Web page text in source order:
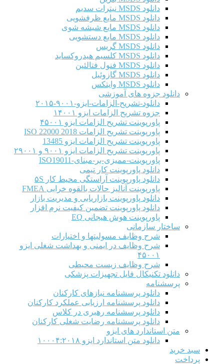
دانلود MSDS نیترات سدیم
دانلود MSDS مایع ظرفشویی
دانلود MSDS مایع شیشه شوی
دانلود MSDS مایع دستشویی
دانلود MSDS گریس
دانلود MSDS کلسیم هیدروکساید
دانلود MSDS فنول فتالئین
دانلود MSDS گازوئیل
دانلود MSDS وایتکس
دانلود جزوه های آموزشی
دانلود-تشریح-الزامات-ایزو-۹۰۰۱-۲۰۱۵
جزوه تشریح الزامات ایزو ۱۴۰۰۱
پاورپوینت تشریح الزامات ایزو ۴۵۰۰۱
پاورپوینت تشریح الزامات ISO 22000 2018
پاورپوینت تشریح الزامات ایزو 13485
پاورپوینت تشریح الزامات ایزو ۹۰۰۱ و ۲۹۰۰۱
پاورپوینت-ممیزی-بر-مبنای-ISO19011
دانلود پاورپوینت کار تیمی
دانلود پاورپوینت آراستگی محیط کار ۵S
پاورپوینت آنالیز حالات بالقوه خرابی FMEA
دانلود پاورپوینت بازاریابی و مدیریت بازار
دانلود پاورپوینت تضمین کیفیت نرم افزار
پاورپوینت هوش هیجانی EQ
ساختار سازمانی
شرح وظايف مسوليتها و اختيارات
شرح وظایف در ایمنی و بهداشت شغلی ایزو
۴۵۰۰۱
شرح وظایف زیست محیطی
دانلود تکنیکال فایل تجهیزات پزشکی
پرسشنامه
دانلود پرسشنامه نیازهای کارکنان
دانلود پرسشنامه ارزیابی عملکرد کارکنان
دانلود پرسشنامه رهبری در کلاس
دانلود پرسشنامه رضایت شغلی کارکنان
متن استاندارد های ایزو
دانلود متن استاندارد ایزو ۱۰۰۰۴:۲۰۱۸
سبد خرید
پرداخت